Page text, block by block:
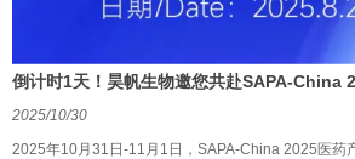
倒计时1天！昊帆生物邀您共赴SAPA-China
2025/10/30
2025年10月31日-11月1日，SAPA-China 2025医药